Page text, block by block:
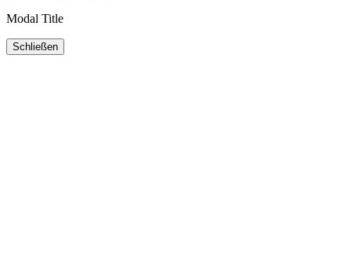
Modal Title
Schließen